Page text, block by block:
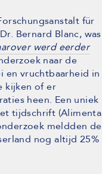
für
Bernard Blanc, was
werd eerder
naar de
en vruchtbaarheid in
kijken of er
heen. Een uniek
tijdschrift (Alimenta
meldden de
nog altijd 25%